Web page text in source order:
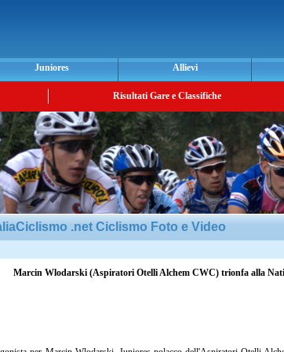
Juniores Allievi
Risultati Gare e Classifiche
.net Ciclismo Foto e Video
Marcin Wlodarski (Aspiratori Otelli Alchem CWC) trionfa alla